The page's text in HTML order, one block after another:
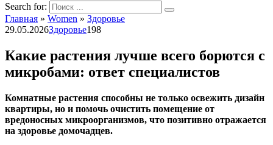
Search for:
Главная » Women » Здоровье
29.05.2026Здоровье198
Какие растения лучше всего борются с
микробами: ответ специалистов
Комнатные растения способны не только освежить дизайн
квартиры, но и помочь очистить помещение от
вредоносных микроорганизмов, что позитивно отражается
на здоровье домочадцев.